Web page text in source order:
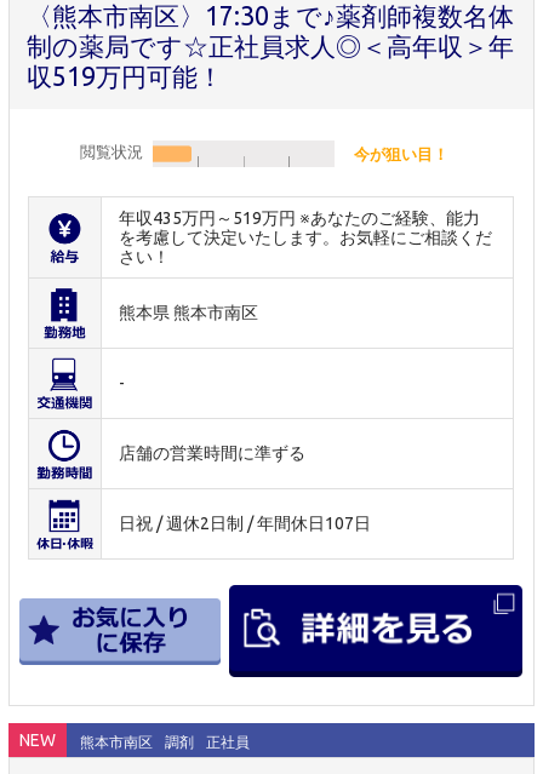
〈熊本市南区〉17:30まで♪薬剤師複数名体
制の薬局です☆正社員求人◎＜高年収＞年
収519万円可能！
閲覧状況 今が狙い目！
年収435万円～519万円 ※あなたのご経験、能力
を考慮して決定いたします。お気軽にご相談くだ
さい！
熊本県 熊本市南区
-
店舗の営業時間に準ずる
日祝 / 週休2日制 / 年間休日107日
NEW 熊本市南区 調剤 正社員